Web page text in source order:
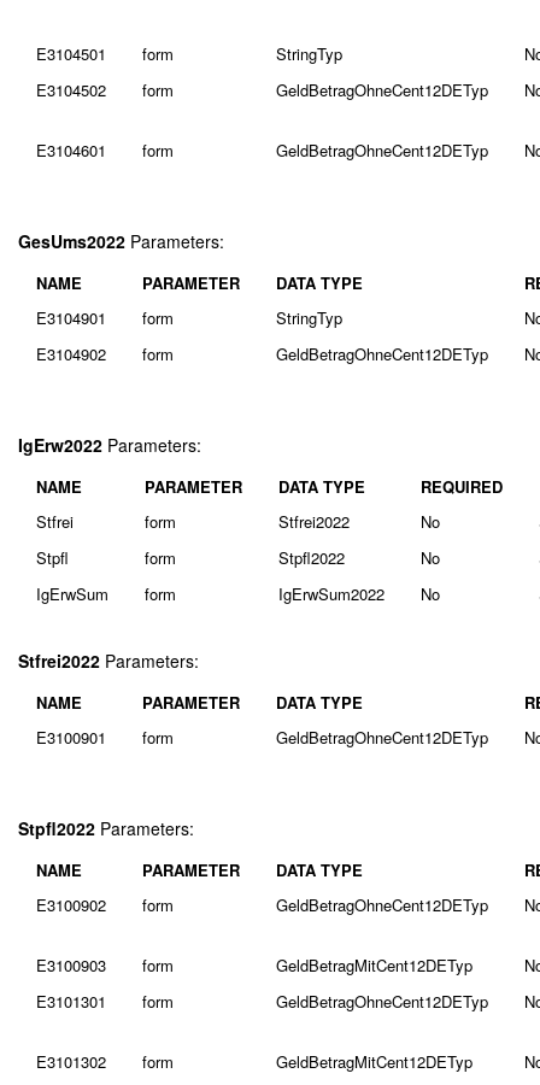
E3104501 form StringTyp
E3104502
form GeldBetragOhneCent12DETyp
E3104601 form GeldBetragOhneCent12DETyp
GesUms2022 Parameters:
NAME PARAMETER DATA TYPE
E3104901
form StringTyp
E3104902
form GeldBetragOhneCent12DETyp
IgErw2022 Parameters:
NAME PARAMETER DATA TYPE REQUIRED
Stfrei
form Stfrei2022 No
Stpfl form Stpfl2022 No
IgErwSum form IgErwSum2022 No
Stfrei2022 Parameters:
NAME PARAMETER DATA TYPE
E3100901
form GeldBetragOhneCent12DETyp
Stpfl2022 Parameters:
NAME PARAMETER DATA TYPE
E3100902
form GeldBetragOhneCent12DETyp
E3100903 form GeldBetragMitCent12DETyp
E3101301
form GeldBetragOhneCent12DETyp
E3101302 form GeldBetragMitCent12DETyp